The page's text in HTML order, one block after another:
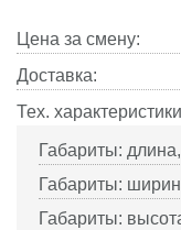
Цена за смену:
Доставка:
Тех. характеристики
Габариты:
Габариты:
Габариты: